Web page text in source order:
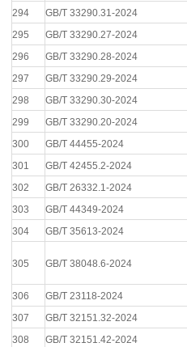
294
GB/T 33290.31-2024
295
GB/T 33290.27-2024
296
GB/T 33290.28-2024
297
GB/T 33290.29-2024
298
GB/T 33290.30-2024
299
GB/T 33290.20-2024
300
GB/T 44455-2024
301
GB/T 42455.2-2024
302
GB/T 26332.1-2024
303
GB/T 44349-2024
304
GB/T 35613-2024
305 GB/T 38048.6-2024
306
GB/T 23118-2024
307
GB/T 32151.32-2024
308
GB/T 32151.42-2024